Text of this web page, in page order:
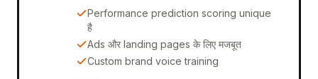
Performance prediction scoring unique
है
Ads और landing pages के लिए मजबूत
Custom brand voice training